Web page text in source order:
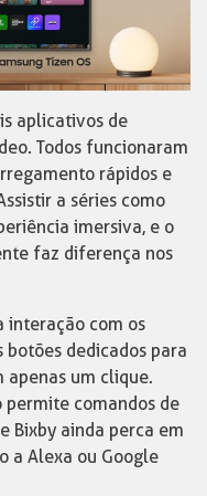
aplicativos de
Todos funcionaram
rápidos e
a séries como
imersiva, e o
faz diferença nos
com os
dedicados para
apenas um clique.
comandos de
Bixby ainda perca em
a Alexa ou Google